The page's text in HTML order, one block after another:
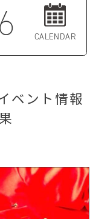
CALENDAR
ベント情報